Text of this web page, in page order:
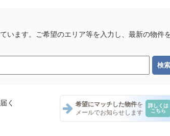
います。ご希望のエリア等を入力し、最新の物件
く
希望にマッチした物件を
メールでお知らせします
詳しくは
こちら